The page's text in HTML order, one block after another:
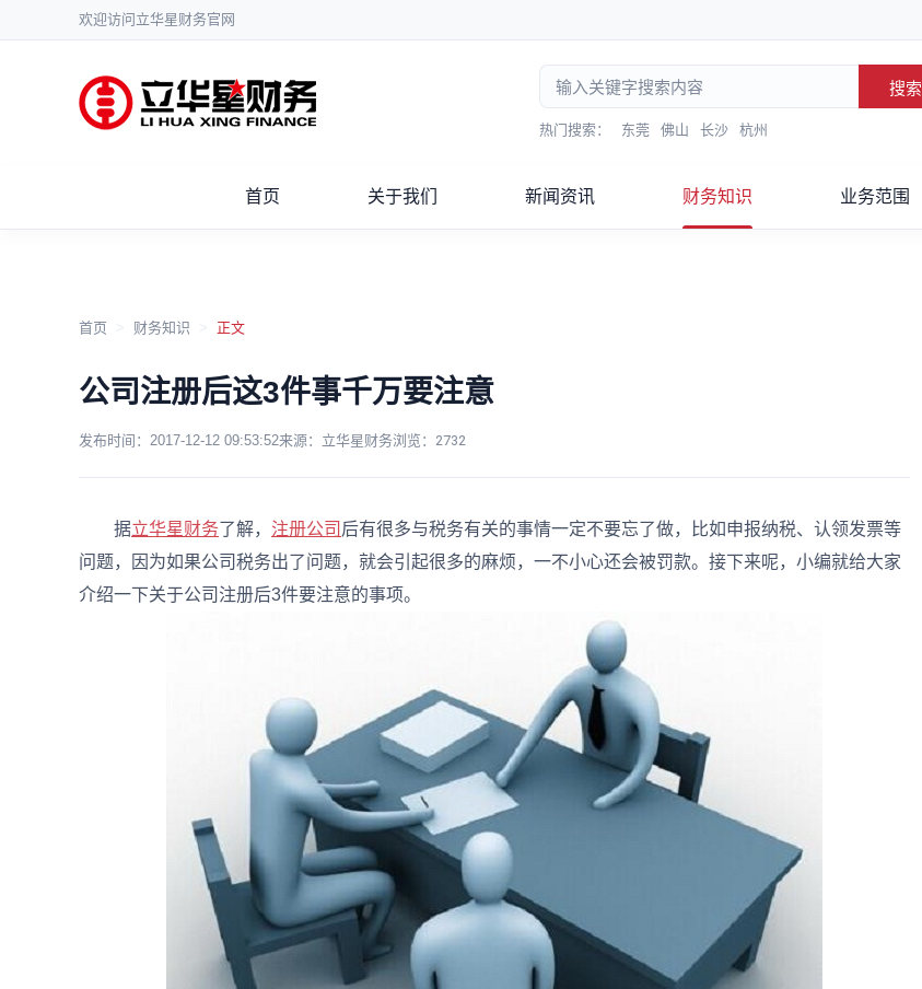
欢迎访问立华星财务官网
搜索
热门搜索： 东莞 佛山 长沙 杭州
首页 关于我们 新闻资讯 财务知识 业务范围
首页 财务知识 正文
公司注册后这3件事千万要注意
发布时间： 2017-12-12 09:53:52来源：立华星财务浏览： 2732
据立华星财务了解， 注册公司 后有很多与税务有关的事情一定不要忘了做，比如申报纳税、认领发票等
问题，因为如果公司税务出了问题，就会引起很多的麻烦，一不小心还会被罚款。接下来呢，小编就给大家
介绍一下关于公司注册后3件要注意的事项。